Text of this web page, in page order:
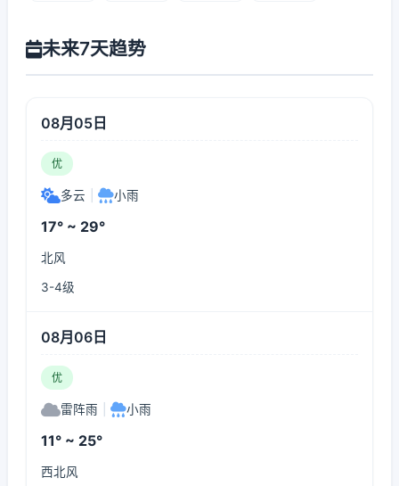
未来7天趋势
08月05日
优
多云 小雨
17° ~ 29°
北风
3-4级
08月06日
优
雷阵雨 小雨
11° ~ 25°
西北风